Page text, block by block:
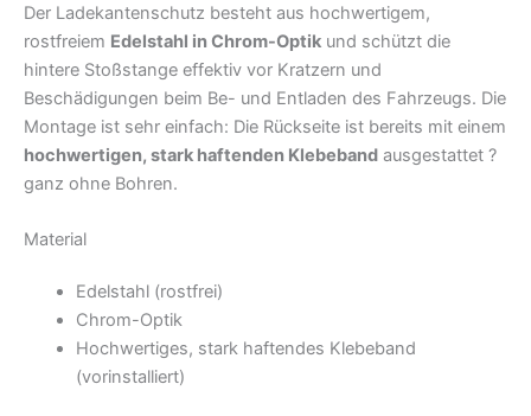
Der Ladekantenschutz besteht aus hochwertigem,
rostfreiem Edelstahl in Chrom-Optik und schützt die
hintere Stoßstange effektiv vor Kratzern und
Beschädigungen beim Be- und Entladen des Fahrzeugs. Die
Montage ist sehr einfach: Die Rückseite ist bereits mit einem
hochwertigen, stark haftenden Klebeband ausgestattet ?
ganz ohne Bohren.
Material
Edelstahl (rostfrei)
Chrom-Optik
Hochwertiges, stark haftendes Klebeband
(vorinstalliert)